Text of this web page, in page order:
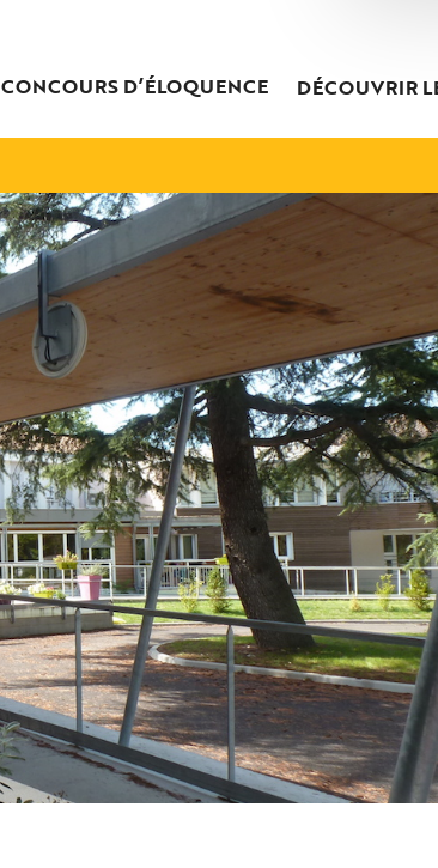
CONCOURS D’ÉLOQUENCE DÉCOUVRIR